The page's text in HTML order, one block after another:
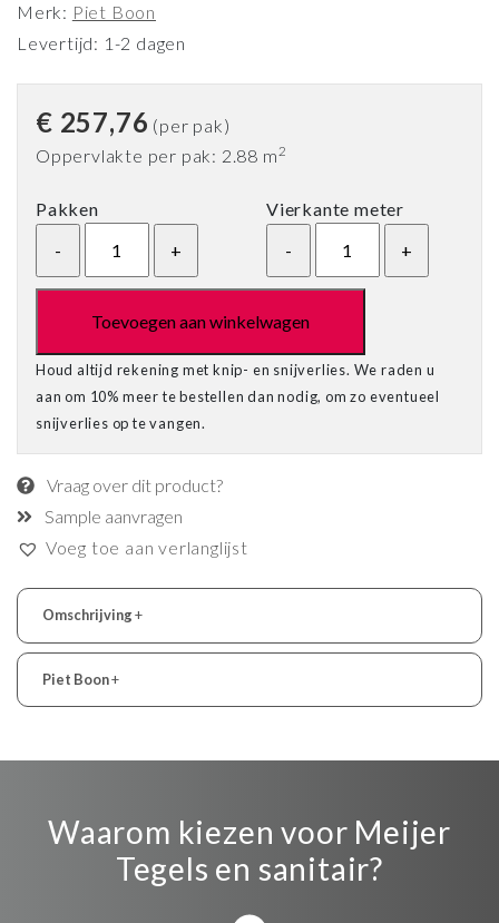
Merk: Piet Boon
Levertijd: 1-2 dagen
€ 257,76 (per pak)
Oppervlakte per pak: 2.88 m2
Pakken Vierkante meter
Toevoegen aan winkelwagen
Houd altijd rekening met knip- en snijverlies. We raden u
aan om 10% meer te bestellen dan nodig, om zo eventueel
snijverlies op te vangen.
Vraag over dit product?
Sample aanvragen
Voeg toe aan verlanglijst
Omschrijving+
Piet Boon+
Waarom kiezen voor Meijer
Tegels en sanitair?